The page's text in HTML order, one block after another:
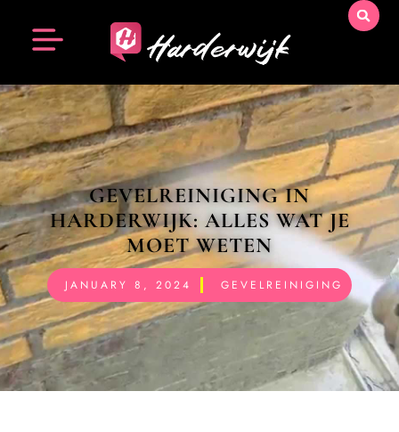
GEVELREINIGING IN
HARDERWIJK: ALLES WAT JE
MOET WETEN
JANUARY 8, 2024 GEVELREINIGING